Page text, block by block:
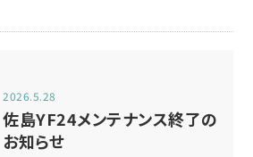
2026.5.28
佐島YF24メンテナンス終了の
お知らせ